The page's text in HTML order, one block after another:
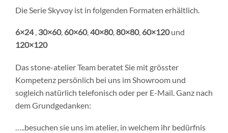
Die Serie Skyvoy ist in folgenden Formaten erhältlich.
6×24, 30×60, 60×60,40×80,80×80, 60×120und
120×120
Das stone-atelier Team beratet Sie mit grösster
Kompetenz persönlich bei uns im Showroom und
sogleich natürlich telefonisch oder per E-Mail. Ganz nach
dem Grundgedanken:
…..besuchen sie uns im atelier, in welchem ihr bedürfnis